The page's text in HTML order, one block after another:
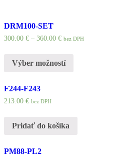
DRM100-SET
300.00 € – 360.00 € bez DPH
Výber možností
F244-F243
213.00 € bez DPH
Pridať do košíka
PM88-PL2